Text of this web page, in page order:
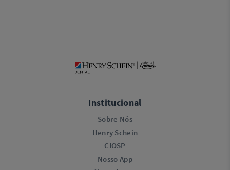
Institucional
Sobre Nós
Henry Schein
CIOSP
Nosso App